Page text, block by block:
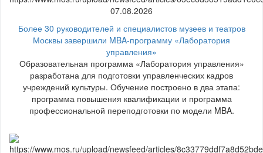
07.08.2026
Более 30 руководителей и специалистов музеев и театров
Москвы завершили MBA-программу «Лаборатория
управления»
Образовательная программа «Лаборатория управления»
разработана для подготовки управленческих кадров
учреждений культуры. Обучение построено в два этапа:
программа повышения квалификации и программа
профессиональной переподготовки по модели MBA.